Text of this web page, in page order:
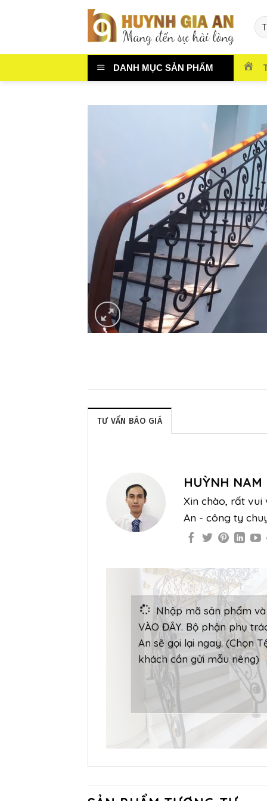
dung
DANH MỤC SẢN PHẨM
TƯ VẤN BÁO GIÁ
HUỲNH NAM
Xin chào, rất vui
An - công ty